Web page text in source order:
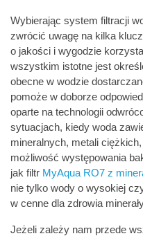
Wybierając system filtracji
zwrócić uwagę na kilka
o jakości i wygodzie
wszystkim istotne jest
obecne w wodzie
pomoże w doborze
oparte na technologii
sytuacjach, kiedy woda
mineralnych, metali
możliwość występowania
jak filtr MyAqua RO7 z
nie tylko wody o wysokiej
w cenne dla zdrowia
Jeżeli zależy nam przede